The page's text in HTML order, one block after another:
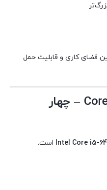
بین فضای کاری و قابلیت حمل
پردازنده Core i5-6440HQ – چهار
Intel Core i5- است.